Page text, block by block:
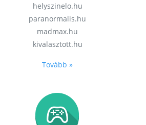
helyszinelo.hu
paranormalis.hu
madmax.hu
kivalasztott.hu
Tovább »